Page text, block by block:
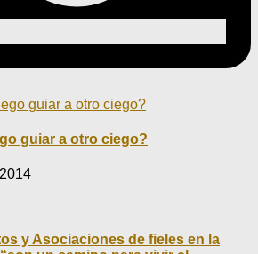
guiar a otro ciego?
y Asociaciones de fieles en la